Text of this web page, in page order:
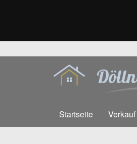
Startseite Verkauf